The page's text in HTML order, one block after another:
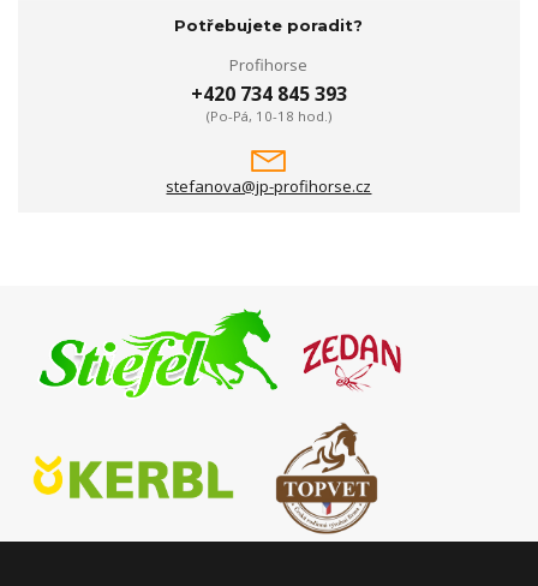
Potřebujete poradit?
Profihorse
+420 734 845 393
(Po-Pá, 10-18 hod.)
stefanova@jp-profihorse.cz